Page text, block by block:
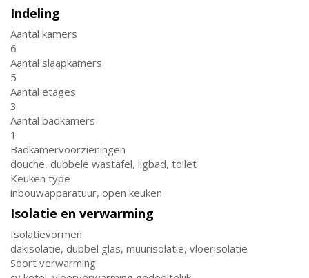
Indeling
Aantal kamers
6
Aantal slaapkamers
5
Aantal etages
3
Aantal badkamers
1
Badkamervoorzieningen
douche, dubbele wastafel, ligbad, toilet
Keuken type
inbouwapparatuur, open keuken
Isolatie en verwarming
Isolatievormen
dakisolatie, dubbel glas, muurisolatie, vloerisolatie
Soort verwarming